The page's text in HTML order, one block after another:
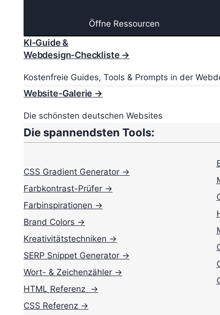
Öffne Ressourcen
KI-Guide &
Webdesign-Checkliste →
Kostenfreie Guides, Tools & Prompts in der
Website-Galerie →
Die schönsten deutschen Websites
Die spannendsten Tools:
CSS Gradient Generator →
Farbkontrast-Prüfer →
Farbinspirationen →
Brand Colors →
Kreativitätstechniken →
SERP Snippet Generator →
Wort- & Zeichenzähler →
HTML Referenz →
CSS Referenz →